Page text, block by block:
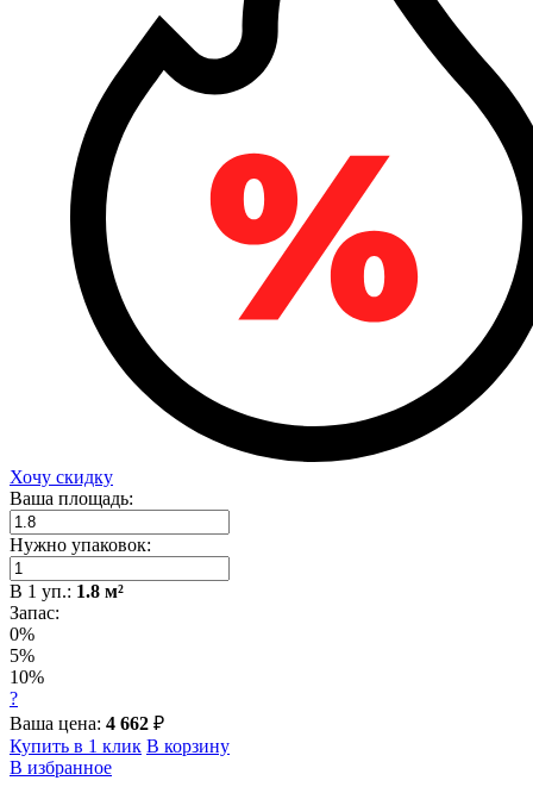
Хочу скидку
Ваша площадь:
Нужно упаковок:
В 1 уп.: 1.8 м²
Запас:
0%
5%
10%
?
Ваша цена: 4 662 ₽
Купить в 1 клик В корзину
В избранное